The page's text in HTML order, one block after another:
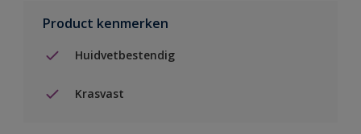
Product kenmerken
Huidvetbestendig
Krasvast